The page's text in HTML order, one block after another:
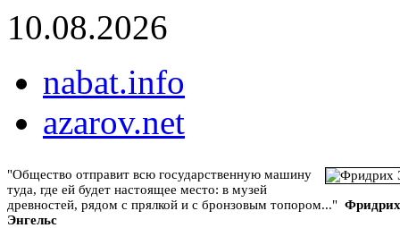
10.08.2026
nabat.info
azarov.net
"Общество отправит всю государственную машину
туда, где ей будет настоящее место: в музей
древностей, рядом с прялкой и с бронзовым топором..." Фридрих
Энгельс